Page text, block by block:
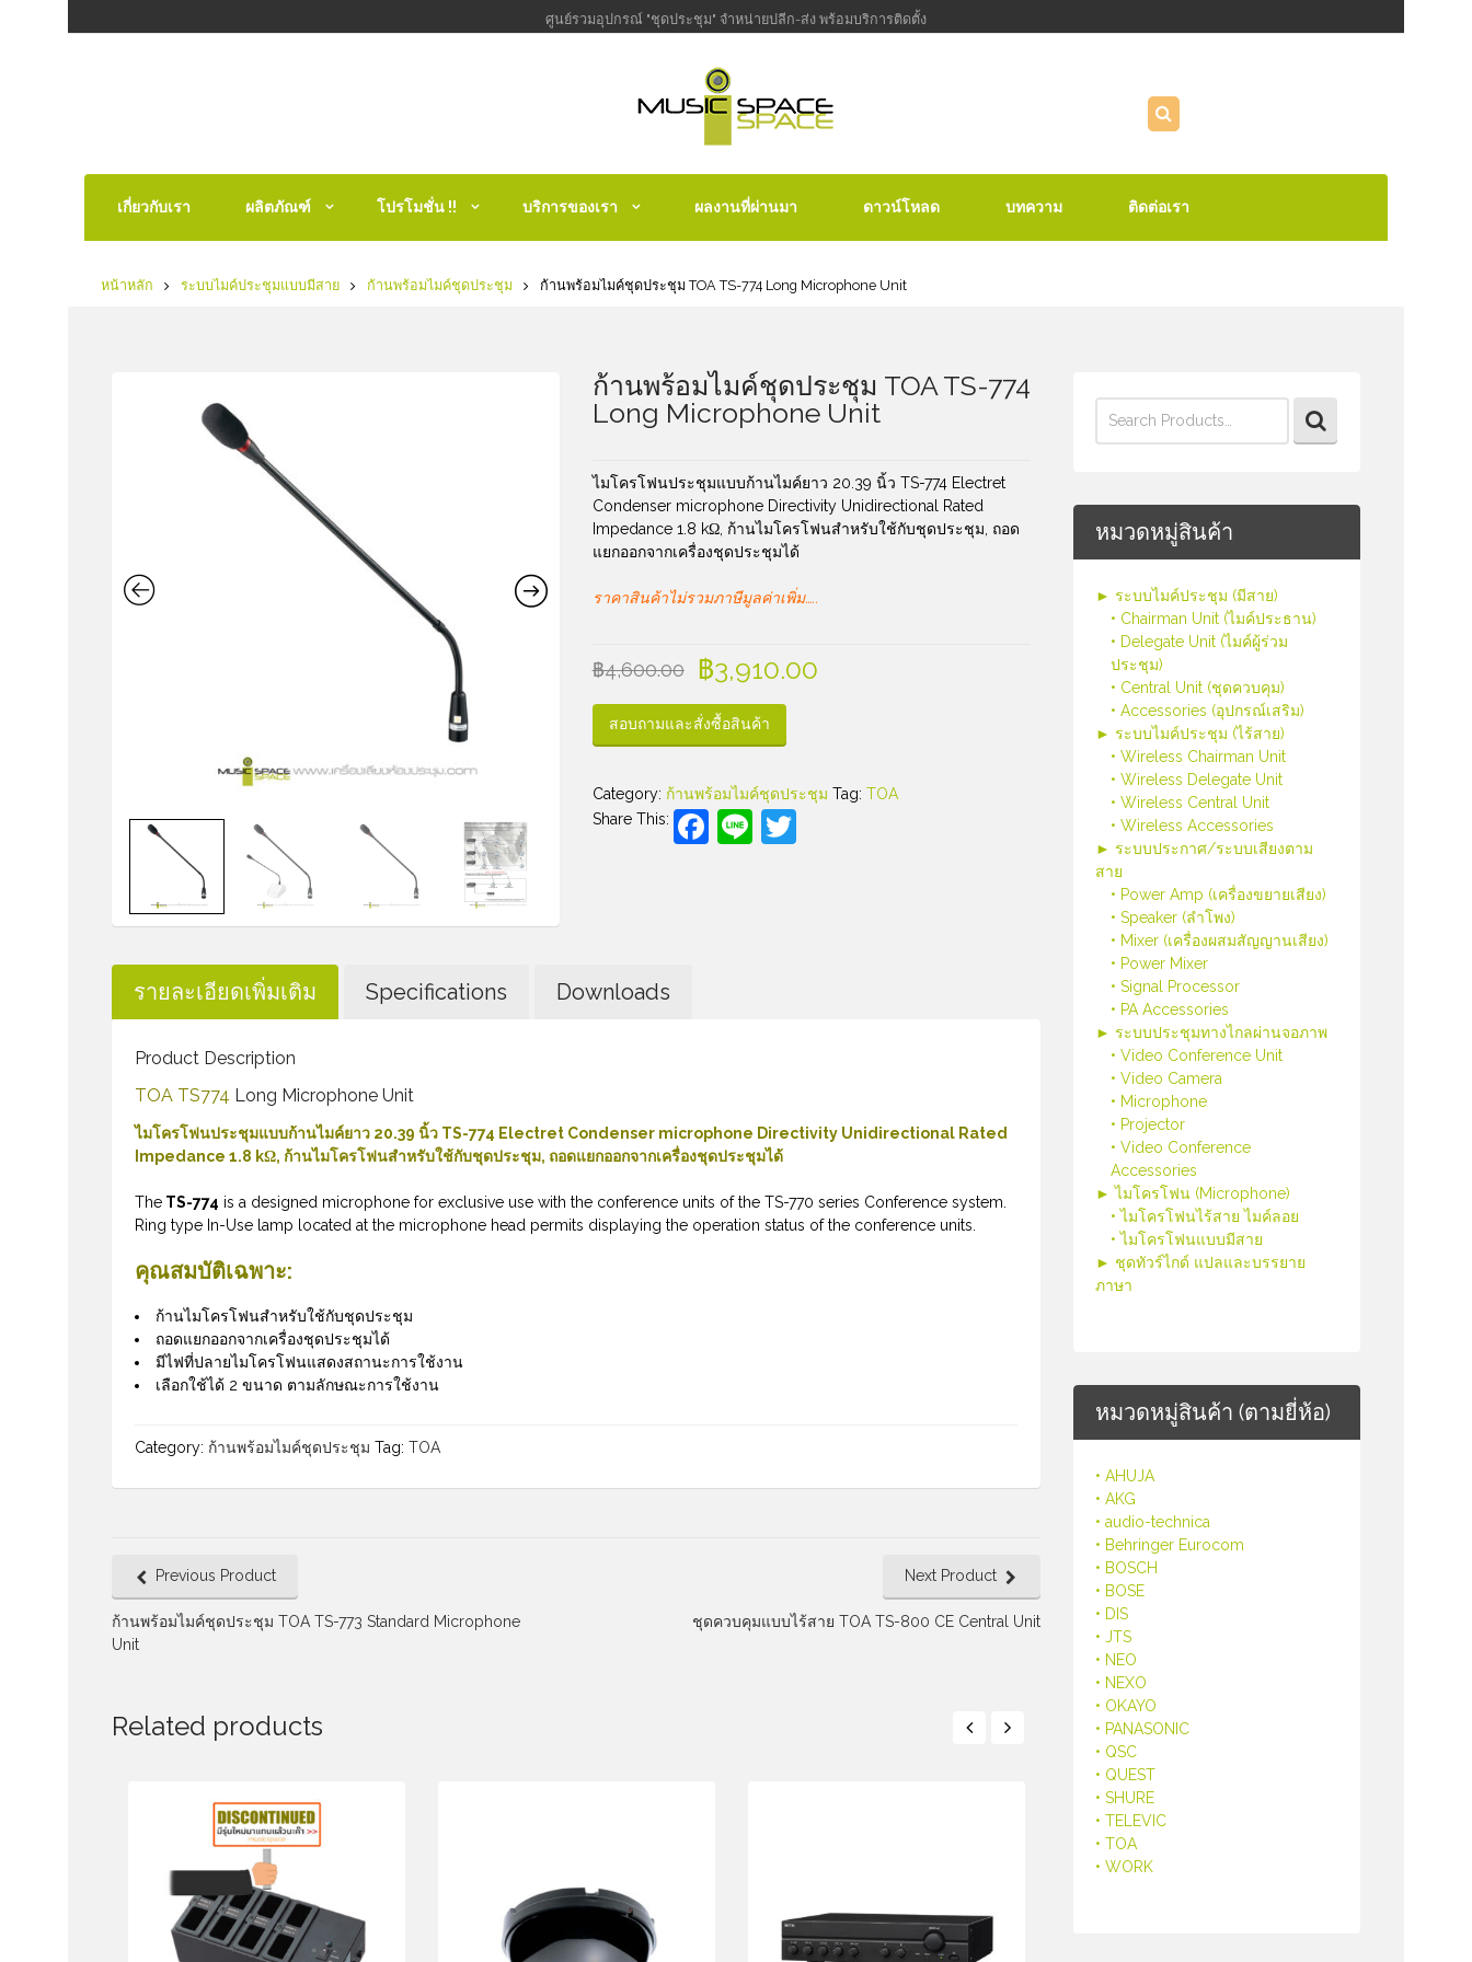
ศูนย์รวมอุปกรณ์ "ชุดประชุม" จำหน่ายปลีก-ส่ง พร้อมบริการติดตั้ง
เกี่ยวกับเรา ผลิตภัณฑ์ โปรโมชั่น !! บริการของเรา ผลงานที่ผ่านมา ดาวน์โหลด บทความ ติดต่อเรา
หน้าหลัก ระบบไมค์ประชุมแบบมีสาย ก้านพร้อมไมค์ชุดประชุม ก้านพร้อมไมค์ชุดประชุม TOA TS-774 Long Microphone Unit
for:
หมวดหมู่สินค้า
► ระบบไมค์ประชุม (มีสาย)
• Chairman Unit (ไมค์ประธาน)
• Delegate Unit (ไมค์ผู้ร่วม
ประชุม)
• Central Unit (ชุดควบคุม)
• Accessories (อุปกรณ์เสริม)
► ระบบไมค์ประชุม (ไร้สาย)
• Wireless Chairman Unit
• Wireless Delegate Unit
• Wireless Central Unit
• Wireless Accessories
► ระบบประกาศ/ระบบเสียงตาม
สาย
• Power Amp (เครื่องขยายเสียง)
• Speaker (ลำโพง)
• Mixer (เครื่องผสมสัญญานเสียง)
• Power Mixer
• Signal Processor
• PA Accessories
► ระบบประชุมทางไกลผ่านจอภาพ
• Video Conference Unit
• Video Camera
• Microphone
• Projector
• Video Conference
Accessories
► ไมโครโฟน (Microphone)
• ไมโครโฟนไร้สาย ไมค์ลอย
• ไมโครโฟนแบบมีสาย
► ชุดทัวร์ไกด์ แปลและบรรยาย
ภาษา
หมวดหมู่สินค้า (ตามยี่ห้อ)
• AHUJA
• AKG
• audio-technica
• Behringer Eurocom
• BOSCH
• BOSE
• DIS
• JTS
• NEO
• NEXO
• OKAYO
• PANASONIC
• QSC
• QUEST
• SHURE
• TELEVIC
• TOA
• WORK
ก้านพร้อมไมค์ชุดประชุม TOA TS-774
Long Microphone Unit
ไมโครโฟนประชุมแบบก้านไมค์ยาว 20.39 นิ้ว TS-774 Electret
Condenser microphone Directivity Unidirectional Rated
Impedance 1.8 kΩ, ก้านไมโครโฟนสำหรับใช้กับชุดประชุม, ถอด
แยกออกจากเครื่องชุดประชุมได้
ราคาสินค้าไม่รวมภาษีมูลค่าเพิ่ม…..
฿4,600.00 ฿3,910.00
สอบถามและสั่งซื้อสินค้า
Category: ก้านพร้อมไมค์ชุดประชุม Tag: TOA
Share This:
Facebook
LineTwitter
รายละเอียดเพิ่มเติม Specifications Downloads
Product Description
TOA TS774 Long Microphone Unit
ไมโครโฟนประชุมแบบก้านไมค์ยาว 20.39 นิ้ว TS-774 Electret Condenser microphone Directivity Unidirectional Rated
Impedance 1.8 kΩ, ก้านไมโครโฟนสำหรับใช้กับชุดประชุม, ถอดแยกออกจากเครื่องชุดประชุมได้
The TS-774 is a designed microphone for exclusive use with the conference units of the TS-770 series Conference system.
Ring type In-Use lamp located at the microphone head permits displaying the operation status of the conference units.
คุณสมบัติเฉพาะ:
ก้านไมโครโฟนสำหรับใช้กับชุดประชุม
ถอดแยกออกจากเครื่องชุดประชุมได้
มีไฟที่ปลายไมโครโฟนแสดงสถานะการใช้งาน
เลือกใช้ได้ 2 ขนาด ตามลักษณะการใช้งาน
Category: ก้านพร้อมไมค์ชุดประชุม Tag: TOA
Previous Product
ก้านพร้อมไมค์ชุดประชุม TOA TS-773 Standard Microphone
Unit
Next Product
ชุดควบคุมแบบไร้สาย TOA TS-800 CE Central Unit
Related products